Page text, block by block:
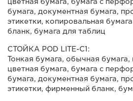
бумага, документная бумага,
этикетки, копировальная
бланк, бумага для таблиц
СТОЙКА POD LITE-C1:
Тонкая бумага, обычная бумага,
цветная бумага, бумага с
бумага, документная бумага,
этикетки, фирменный бланк,